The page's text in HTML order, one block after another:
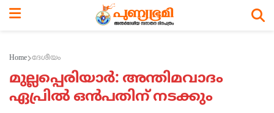
Home ദേശീയം
മുല്ലപ്പെരിയാര്‍: അന്തിമവാദം
ഏപ്രില്‍ ഒന്‍പതിന് നടക്കും